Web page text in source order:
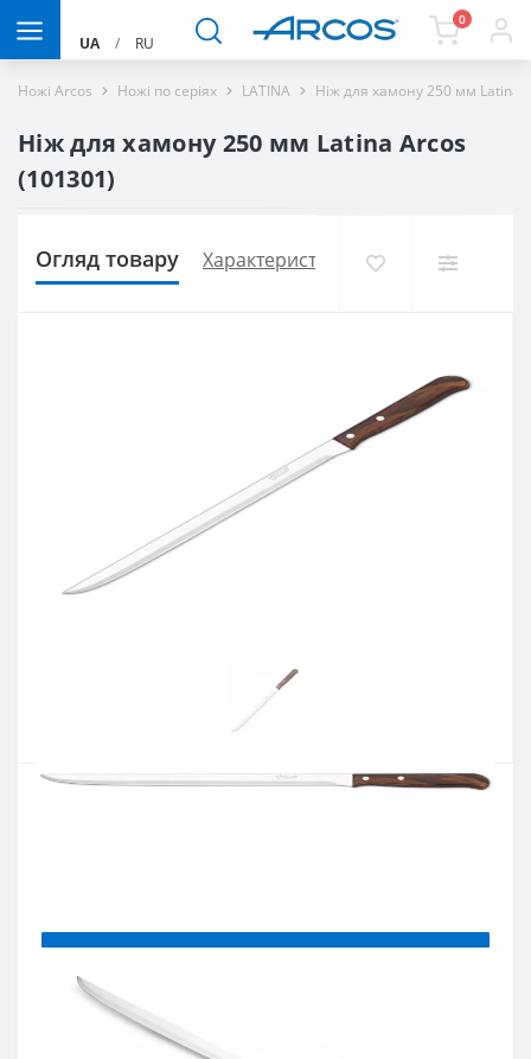
UA / RU
0
Ножі Arcos Ножі по серіях LATINA Ніж для хамону 250 мм Latina
Ніж для хамону 250 мм Latina Arcos
(101301)
Огляд товару Характеристики Доставка і
Купити в один клік
Введіть номер телефону і ми передзвонимо